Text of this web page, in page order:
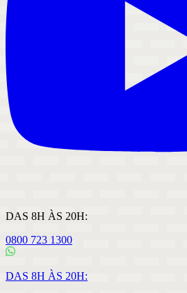
DAS 8H ÀS 20H:
0800 723 1300
DAS 8H ÀS 20H: